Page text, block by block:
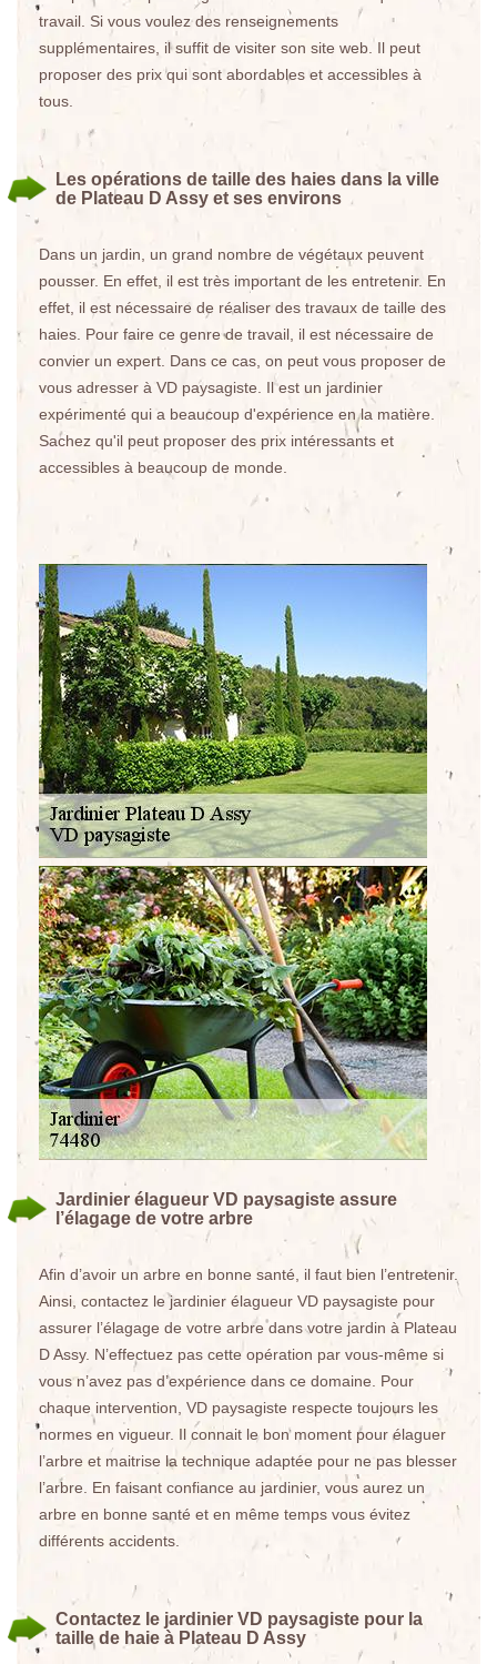
travail. Si vous voulez des renseignements
supplémentaires, il suffit de visiter son site web. Il peut
proposer des prix qui sont abordables et accessibles à
tous.
Les opérations de taille des haies dans la ville
de Plateau D Assy et ses environs
Dans un jardin, un grand nombre de végétaux peuvent
pousser. En effet, il est très important de les entretenir. En
effet, il est nécessaire de réaliser des travaux de taille des
haies. Pour faire ce genre de travail, il est nécessaire de
convier un expert. Dans ce cas, on peut vous proposer de
vous adresser à VD paysagiste. Il est un jardinier
expérimenté qui a beaucoup d'expérience en la matière.
Sachez qu'il peut proposer des prix intéressants et
accessibles à beaucoup de monde.
Jardinier élagueur VD paysagiste assure
l’élagage de votre arbre
Afin d’avoir un arbre en bonne santé, il faut bien l’entretenir.
Ainsi, contactez le jardinier élagueur VD paysagiste pour
assurer l’élagage de votre arbre dans votre jardin à Plateau
D Assy. N’effectuez pas cette opération par vous-même si
vous n’avez pas d’expérience dans ce domaine. Pour
chaque intervention, VD paysagiste respecte toujours les
normes en vigueur. Il connait le bon moment pour élaguer
l’arbre et maitrise la technique adaptée pour ne pas blesser
l’arbre. En faisant confiance au jardinier, vous aurez un
arbre en bonne santé et en même temps vous évitez
différents accidents.
Contactez le jardinier VD paysagiste pour la
taille de haie à Plateau D Assy